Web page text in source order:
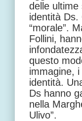
delle ultime
identità
“morale”.
Follini,
questo
immagine,
identità.
Ds hanno
nella
Ulivo”.